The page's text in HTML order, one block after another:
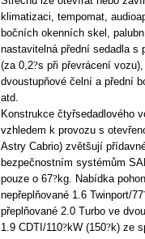
klimatizaci, tempomat,
bočních okenních skel,
nastavitelná přední sedadla
(za 0,2?s při převrácení
dvoustupňové čelní a přední
atd.
Konstrukce čtyřsedadlového
vzhledem k provozu s
Astry Cabrio) zvětšují
bezpečnostním systémům
pouze o 67?kg. Nabídka
nepřeplňované 1.6 Twinport/77
přeplňované 2.0 Turbo ve
1.9 CDTI/110?kW (150?k) ze